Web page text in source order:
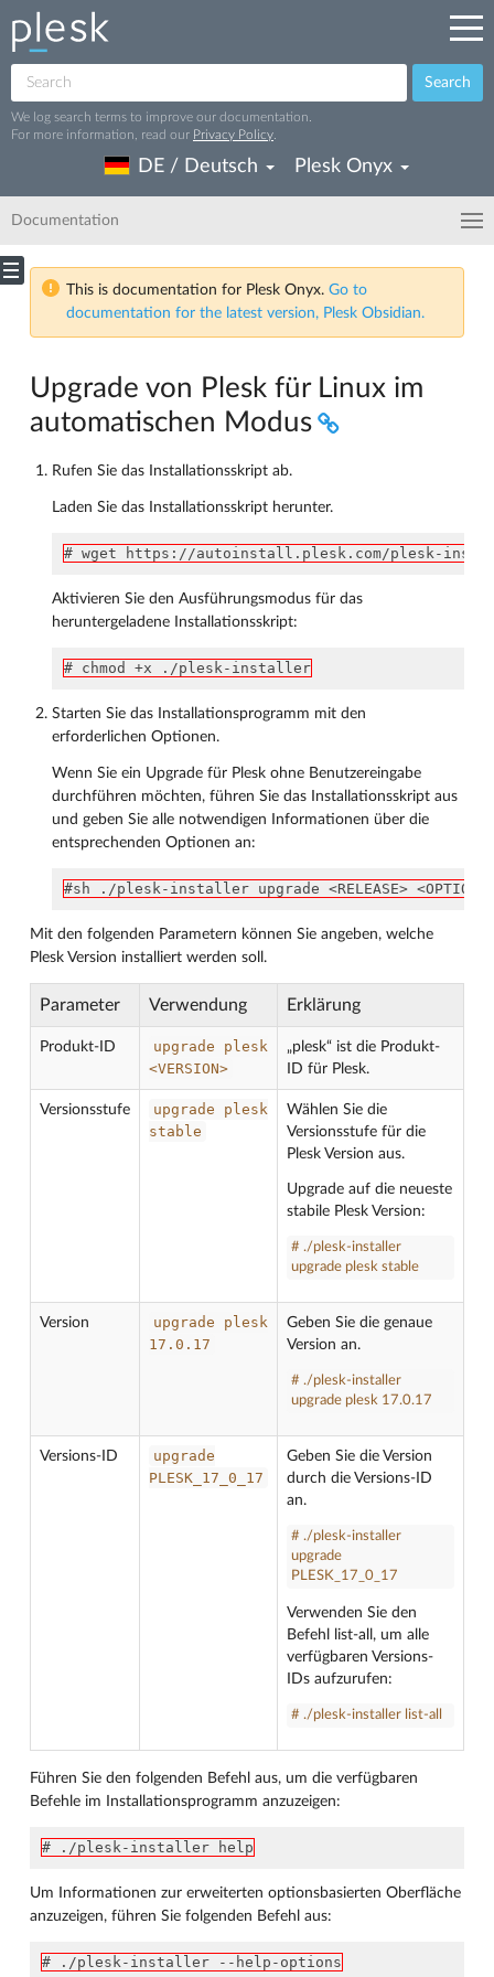
Search
We log search terms to improve our documentation.
For more information, read our Privacy Policy
DE / Deutsch Plesk Onyx
Documentation
This is documentation for Plesk Onyx. Go to
documentation for the latest version, Plesk Obsidian.
Upgrade von Plesk für Linux im
automatischen Modus
Rufen Sie das Installationsskript ab.
Laden Sie das Installationsskript herunter.
# wget https://autoinstall.plesk.com/plesk-
Aktivieren Sie den Ausführungsmodus für das
heruntergeladene Installationsskript:
# chmod +x ./plesk-installer
Starten Sie das Installationsprogramm mit den
erforderlichen Optionen.
Wenn Sie ein Upgrade für Plesk ohne Benutzereingabe
durchführen möchten, führen Sie das Installationsskript aus
und geben Sie alle notwendigen Informationen über die
entsprechenden Optionen an:
#sh ./plesk-installer upgrade <RELEASE>
Mit den folgenden Parametern können Sie angeben, welche
Plesk Version installiert werden soll.
Parameter Verwendung Erklärung
Produkt-ID upgrade
plesk
<VERSION>
„plesk“ ist die Produkt-
ID für Plesk.
Versionsstufe upgrade
plesk
stable
Wählen Sie die
Versionsstufe für die
Plesk Version aus.
Upgrade auf die neueste
stabile Plesk Version:
# ./plesk-installer
upgrade plesk stable
Version upgrade
plesk
17.0.17
Geben Sie die genaue
Version an.
# ./plesk-installer
upgrade plesk 17.0.17
Versions-ID
upgrade
PLESK_17_0_17
Geben Sie die Version
durch die Versions-ID
an.
# ./plesk-installer
upgrade
PLESK_17_0_17
Verwenden Sie den
Befehl list-all, um alle
verfügbaren Versions-
IDs aufzurufen:
# ./plesk-installer list-all
Führen Sie den folgenden Befehl aus, um die verfügbaren
Befehle im Installationsprogramm anzuzeigen:
# ./plesk-installer help
Um Informationen zur erweiterten optionsbasierten Oberfläche
anzuzeigen, führen Sie folgenden Befehl aus:
# ./plesk-installer --help-options